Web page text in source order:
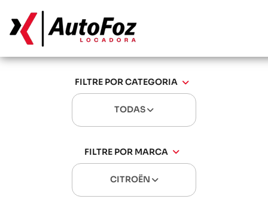
FILTRE POR CATEGORIA
TODAS
FILTRE POR MARCA
CITROËN